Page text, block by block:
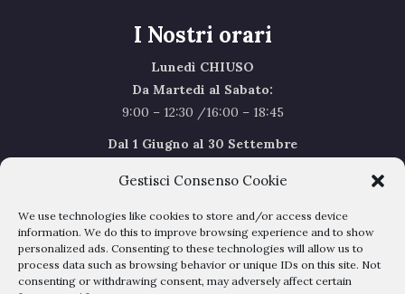
Gestisci Consenso Cookie
We use technologies like cookies to store and/or access device
information. We do this to improve browsing experience and to show
personalized ads. Consenting to these technologies will allow us to
process data such as browsing behavior or unique IDs on this site. Not
consenting or withdrawing consent, may adversely affect certain
I Nostri orari
Lunedì CHIUSO
Da Martedi al Sabato:
9:00 – 12:30 /16:00 – 18:45
Dal 1 Giugno al 30 Settembre
Sabato Agosto Chiusi
I chiusi per Ferie dal 1 al 24Agosto
Privacy Policy–Cookie Policy